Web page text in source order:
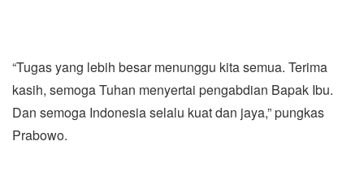
“Tugas yang lebih besar menunggu kita semua. Terima
kasih, semoga Tuhan menyertai pengabdian Bapak Ibu.
Dan semoga Indonesia selalu kuat dan jaya,” pungkas
Prabowo.